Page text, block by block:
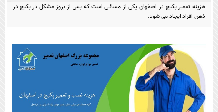
اخبار کریپتو
سرگرمی
فیلم
سرگرمی
فناوری
داستان کوتاه
پیامک
روانشناسی
آشپزی
هزینه تعمیر پکیج در اصفهان یکی از مسائلی است که پس از بروز مشکل در پکیج در
ذهن افراد ایجاد می شود.